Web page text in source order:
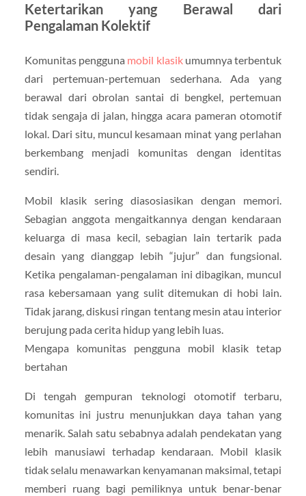
Ketertarikan yang Berawal dari
Pengalaman Kolektif
Komunitas pengguna mobil klasikumumnya terbentuk
dari pertemuan-pertemuan sederhana. Ada yang
berawal dari obrolan santai di bengkel, pertemuan
tidak sengaja di jalan, hingga acara pameran otomotif
lokal. Dari situ, muncul kesamaan minat yang perlahan
berkembang menjadi komunitas dengan identitas
sendiri.
Mobil klasik sering diasosiasikan dengan memori.
Sebagian anggota mengaitkannya dengan kendaraan
keluarga di masa kecil, sebagian lain tertarik pada
desain yang dianggap lebih “jujur” dan fungsional.
Ketika pengalaman-pengalaman ini dibagikan, muncul
rasa kebersamaan yang sulit ditemukan di hobi lain.
Tidak jarang, diskusi ringan tentang mesin atau interior
berujung pada cerita hidup yang lebih luas.
Mengapa komunitas pengguna mobil klasik tetap
bertahan
Di tengah gempuran teknologi otomotif terbaru,
komunitas ini justru menunjukkan daya tahan yang
menarik. Salah satu sebabnya adalah pendekatan yang
lebih manusiawi terhadap kendaraan. Mobil klasik
tidak selalu menawarkan kenyamanan maksimal, tetapi
memberi ruang bagi pemiliknya untuk benar-benar